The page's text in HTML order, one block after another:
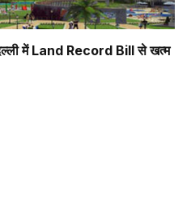
दिल्ली में Land Record Bill से खत्म